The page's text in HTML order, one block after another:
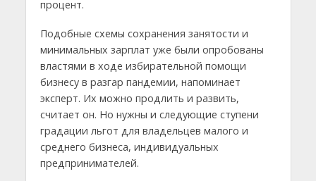
процент.
Подобные схемы сохранения занятости и
минимальных зарплат уже были опробованы
властями в ходе избирательной помощи
бизнесу в разгар пандемии, напоминает
эксперт. Их можно продлить и развить,
считает он. Но нужны и следующие ступени
градации льгот для владельцев малого и
среднего бизнеса, индивидуальных
предпринимателей.